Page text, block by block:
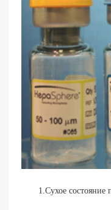
1.Сухое состояние